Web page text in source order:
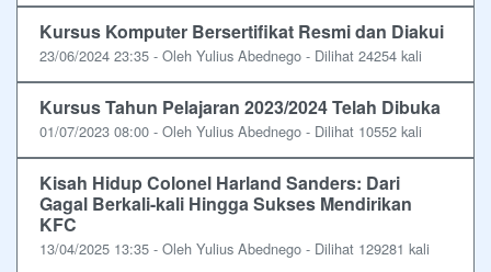
Kursus Komputer Bersertifikat Resmi dan Diakui
23/06/2024 23:35 - Oleh Yulius Abednego - Dilihat 24254 kali
Kursus Tahun Pelajaran 2023/2024 Telah Dibuka
01/07/2023 08:00 - Oleh Yulius Abednego - Dilihat 10552 kali
Kisah Hidup Colonel Harland Sanders: Dari
Gagal Berkali-kali Hingga Sukses Mendirikan
KFC
13/04/2025 13:35 - Oleh Yulius Abednego - Dilihat 129281 kali